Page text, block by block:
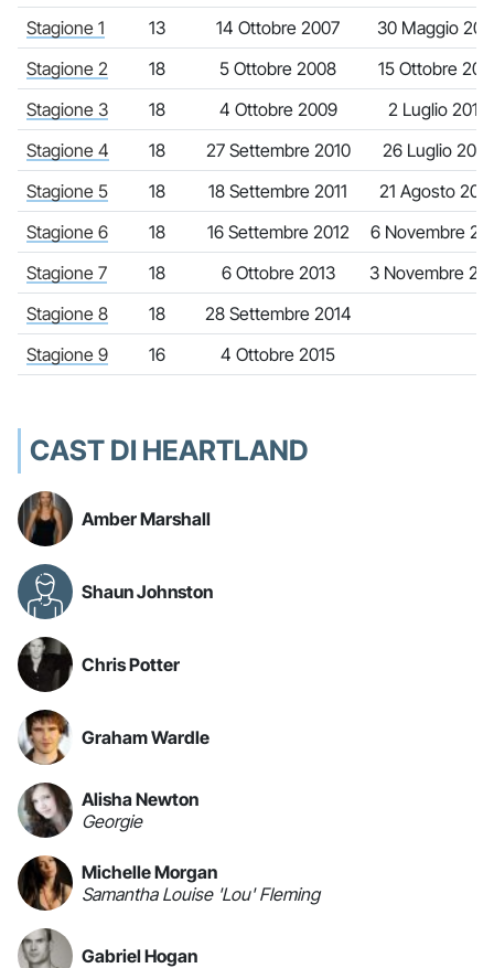
Stagione 1
13 14 Ottobre 2007
30 Maggio
Stagione 2
18 5 Ottobre 2008
15 Ottobre
Stagione 3
18 4 Ottobre 2009
2 Luglio 2012
Stagione 4
18 27 Settembre 2010
26 Luglio 2012
Stagione 5
18 18 Settembre 2011
21 Agosto
Stagione 6
18 16 Settembre 2012
6 Novembre
Stagione 7
18 6 Ottobre 2013
3 Novembre
Stagione 8
18
28 Settembre 2014
Stagione 9
16 4 Ottobre 2015
CAST DI HEARTLAND
Amber Marshall
Shaun Johnston
Chris Potter
Graham Wardle
Alisha Newton
Georgie
Michelle Morgan
Samantha Louise 'Lou' Fleming
Gabriel Hogan